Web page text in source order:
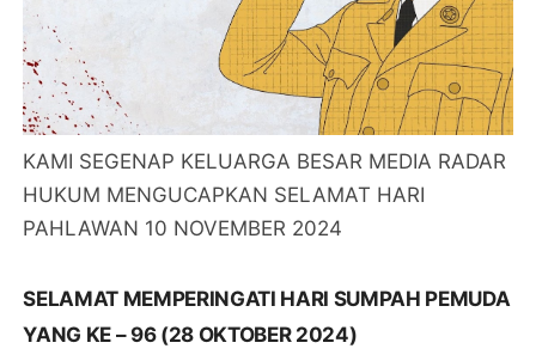
KAMI SEGENAP KELUARGA BESAR MEDIA RADAR
HUKUM MENGUCAPKAN SELAMAT HARI
PAHLAWAN 10 NOVEMBER 2024
SELAMAT MEMPERINGATI HARI SUMPAH PEMUDA
YANG KE – 96 (28 OKTOBER 2024)